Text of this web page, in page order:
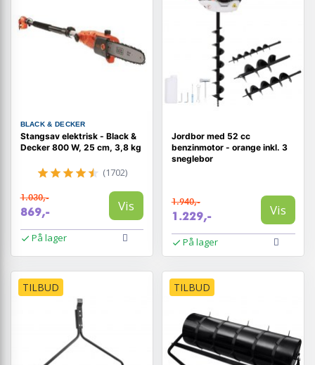
BLACK & DECKER
Stangsav elektrisk - Black &
Decker 800 W, 25 cm, 3,8 kg
(1702)
1.030,-
869,- Vis
På lager
Jordbor med 52 cc
benzinmotor - orange inkl. 3
sneglebor
1.940,-
1.229,- Vis
På lager
TILBUD TILBUD